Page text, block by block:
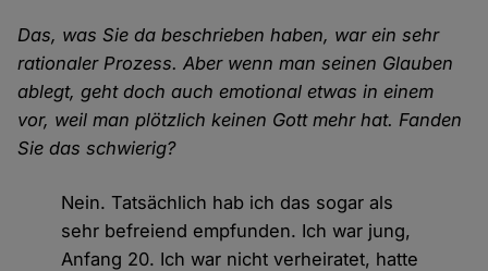
Das, was Sie da beschrieben haben, war ein sehr
rationaler Prozess. Aber wenn man seinen Glauben
ablegt, geht doch auch emotional etwas in einem
vor, weil man plötzlich keinen Gott mehr hat. Fanden
Sie das schwierig?
Nein. Tatsächlich hab ich das sogar als
sehr befreiend empfunden. Ich war jung,
Anfang 20. Ich war nicht verheiratet, hatte